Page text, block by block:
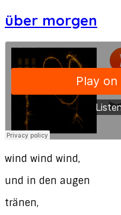
über morgen
wind wind wind,
und in den augen
tränen,